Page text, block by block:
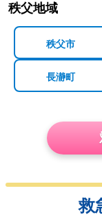
秩父地域
秩父市
長瀞町
救